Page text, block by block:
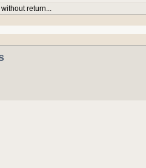
return...